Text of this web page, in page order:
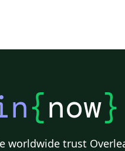
{now}
worldwide trust